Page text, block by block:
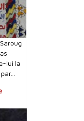
lui la